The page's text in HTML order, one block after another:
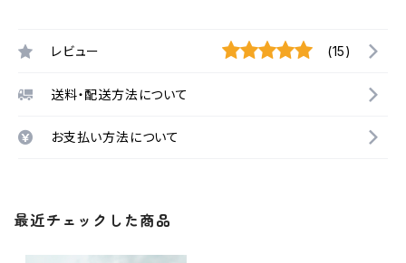
レビュー (15)
送料・配送方法について
お支払い方法について
最近チェックした商品